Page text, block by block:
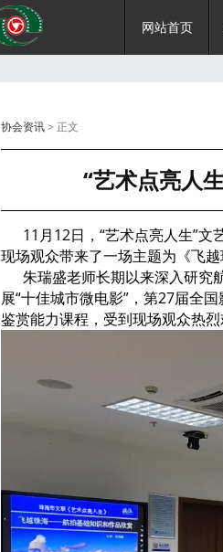
网站首页
协会资讯> 正文
“艺术点亮人
11月12日，“艺术点亮人生”文
现场观众带来了一场主题为《飞
朱瑞盛老师长期以来深入研究
展“十佳城市微电影”，第27届全
鉴赏能力课程，受到现场观众热烈